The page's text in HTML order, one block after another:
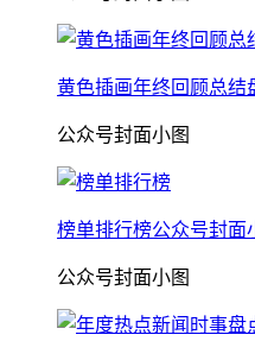
黄色插画年终回顾总结
公众号封面小图
榜单排行榜公众号封面
公众号封面小图